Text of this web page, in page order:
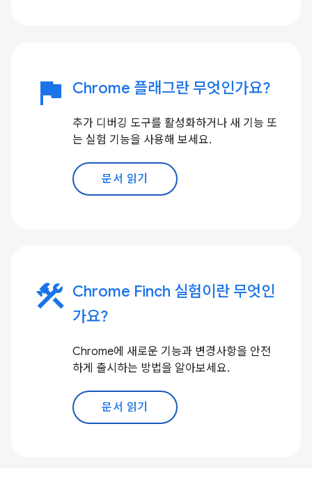
flag Chrome 플래그란 무엇인가요?
추가 디버깅 도구를 활성화하거나 새 기능 또
는 실험 기능을 사용해 보세요.
문서 읽기
construction Chrome Finch 실험이란 무엇인
가요?
Chrome에 새로운 기능과 변경사항을 안전
하게 출시하는 방법을 알아보세요.
문서 읽기